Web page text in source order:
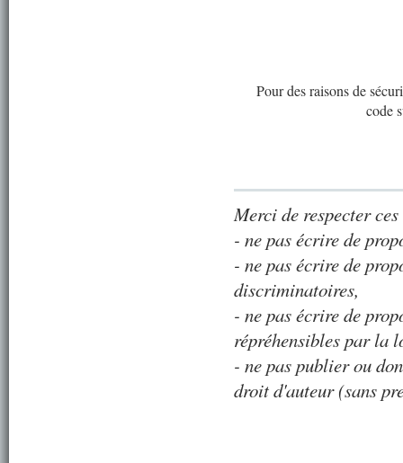
Pour des raisons de
code
Merci de respecter
- ne pas écrire de
- ne pas écrire de
discriminatoires,
- ne pas écrire de
répréhensibles par la
- ne pas publier ou
droit d'auteur (sans